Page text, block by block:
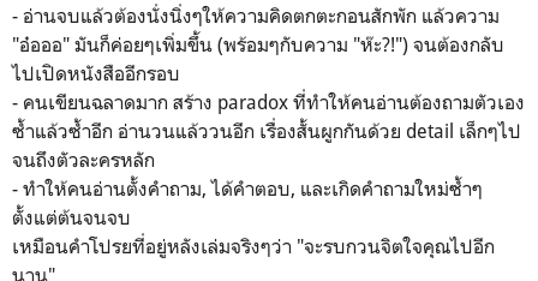
- อ่านจบแล้วต้องนั่งนิ่งๆให้ความคิดตกตะกอนสักพัก แล้วความ
"อ๋อออ" มันก็ค่อยๆเพิ่มขึ้น (พร้อมๆกับความ "ห๊ะ?!") จนต้องกลับ
ไปเปิดหนังสืออีกรอบ
- คนเขียนฉลาดมาก สร้าง paradox ที่ทำให้คนอ่านต้องถามตัวเอง
ซ้ำแล้วซ้ำอีก อ่านวนแล้ววนอีก เรื่องสั้นผูกกันด้วย detail เล็กๆไป
จนถึงตัวละครหลัก
- ทำให้คนอ่านตั้งคำถาม, ได้คำตอบ, และเกิดคำถามใหม่ซ้ำๆ
ตั้งแต่ต้นจนจบ
เหมือนคำโปรยที่อยู่หลังเล่มจริงๆว่า "จะรบกวนจิตใจคุณไปอีก
นาน"